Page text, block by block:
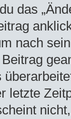
das
nach
letzte